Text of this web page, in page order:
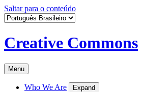
Saltar para o conteúdo
Creative Commons
Menu
Who We Are Expand